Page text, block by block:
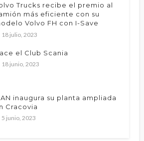
Trucks recibe el premio al
más eficiente con su
Volvo FH con I-Save
18 julio, 2023
el Club Scania
18 junio, 2023
inaugura su planta ampliada
Cracovia
5 junio, 2023